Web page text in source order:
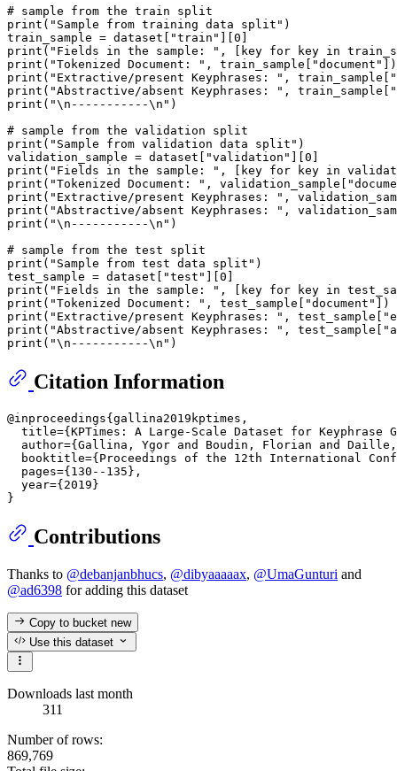
# sample from the train split
print ( "Sample from training data split" )
train_sample = dataset[
"train" 0
print ( "Fields in the sample: " , [key for key in
print ( "Tokenized Document: " , train_sample[
"document"
print ( "Extractive/present Keyphrases: " , train_sample[
print ( "Abstractive/absent Keyphrases: " , train_sample[
print ( "\n-----------\n" )
# sample from the validation split
print ( "Sample from validation data split" )
validation_sample = dataset[
"validation" 0
print ( "Fields in the sample: " , [key for key in
print ( "Tokenized Document: " , validation_sample[
print ( "Extractive/present Keyphrases: " ,
print ( "Abstractive/absent Keyphrases: " ,
print ( "\n-----------\n" )
# sample from the test split
print ( "Sample from test data split" )
test_sample = dataset[
"test" 0
print ( "Fields in the sample: " , [key for key in
print ( "Tokenized Document: " , test_sample[ "document"
print ( "Extractive/present Keyphrases: " , test_sample[
print ( "Abstractive/absent Keyphrases: " , test_sample[
print ( "\n-----------\n"
Citation Information
@inproceedings{gallina2019kptimes,
title={KPTimes: A Large-Scale Dataset for Keyphrase
author={Gallina, Ygor and Boudin, Florian and
booktitle={Proceedings of the 12th International
  pages={130--135},
  year={2019}
Contributions
Thanks to @debanjanbhucs, @dibyaaaaax, @UmaGunturi and
@ad6398 for adding this dataset
Copy to bucketnew
Use this dataset
Downloads last month
311
Number of rows:
869,769